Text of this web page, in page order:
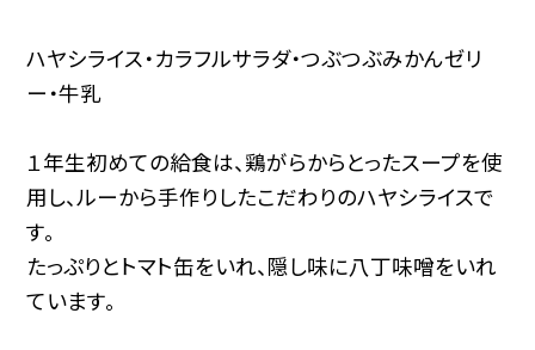
ハヤシライス・カラフルサラダ・つぶつぶみかんゼリ
ー・牛乳
１年生初めての給食は、鶏がらからとったスープを使
用し、ルーから手作りしたこだわりのハヤシライスで
す。
たっぷりとトマト缶をいれ、隠し味に八丁味噌をいれ
ています。